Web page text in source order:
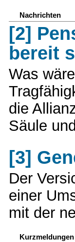
Nachrichten
[2]
bereit
Was
die
Säule
[3]
Der
einer
mit der
Kurzmeldungen